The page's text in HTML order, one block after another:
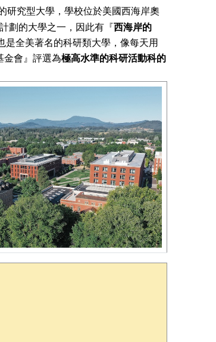
研究型大學，學校位於美國西海岸奧
劃的大學之一，因此有『西海岸的
是全美著名的科研類大學，像每天用
金會』評選為極高水準的科研活動科的